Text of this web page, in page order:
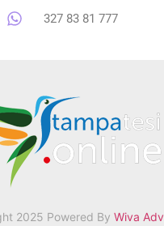
327 83 81 777
2025 Powered By Wiva Adv